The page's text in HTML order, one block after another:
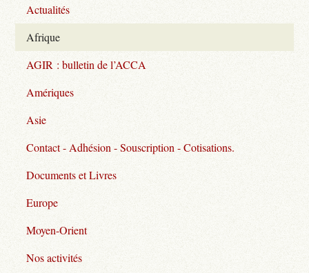
Actualités
Afrique
AGIR : bulletin de l’ACCA
Amériques
Asie
Contact - Adhésion - Souscription - Cotisations.
Documents et Livres
Europe
Moyen-Orient
Nos activités